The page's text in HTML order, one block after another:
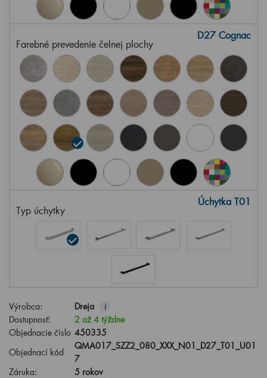
Farebné prevedenie čelnej plochy
D27 Cognac
Typ úchytky
Úchytka T01
Výrobca: Dreja i
Dostupnosť:
2 až 4 týždne
Objednacie číslo 450335
Objednací kód
QMA017_SZZ2_080_XXX_N01_D27_T01_U01
7
Záruka:
5 rokov